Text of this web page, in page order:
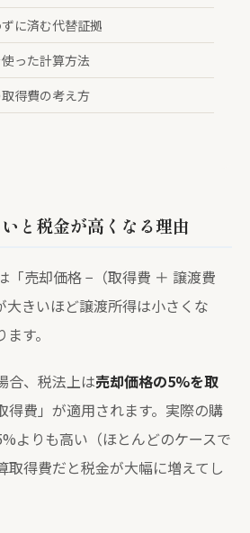
に済む代替証拠
った計算方法
得費の考え方
と税金が高くなる理由
「売却価格 −（取得費 ＋ 譲渡費
大きいほど譲渡所得は小さくな
す。
合、税法上は売却価格の5%を取
得費」が適用されます。実際の購
よりも高い（ほとんどのケースで
取得費だと税金が大幅に増えてし